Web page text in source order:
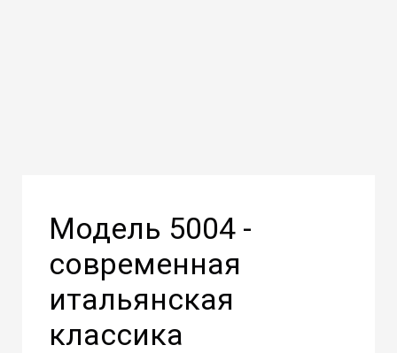
Модель 5004 -
современная
итальянская
классика